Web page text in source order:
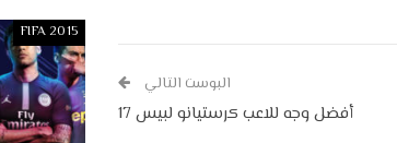
البوست التالي
أفضل وجه للاعب كرستيانو لبيس 17
FIFA 2015